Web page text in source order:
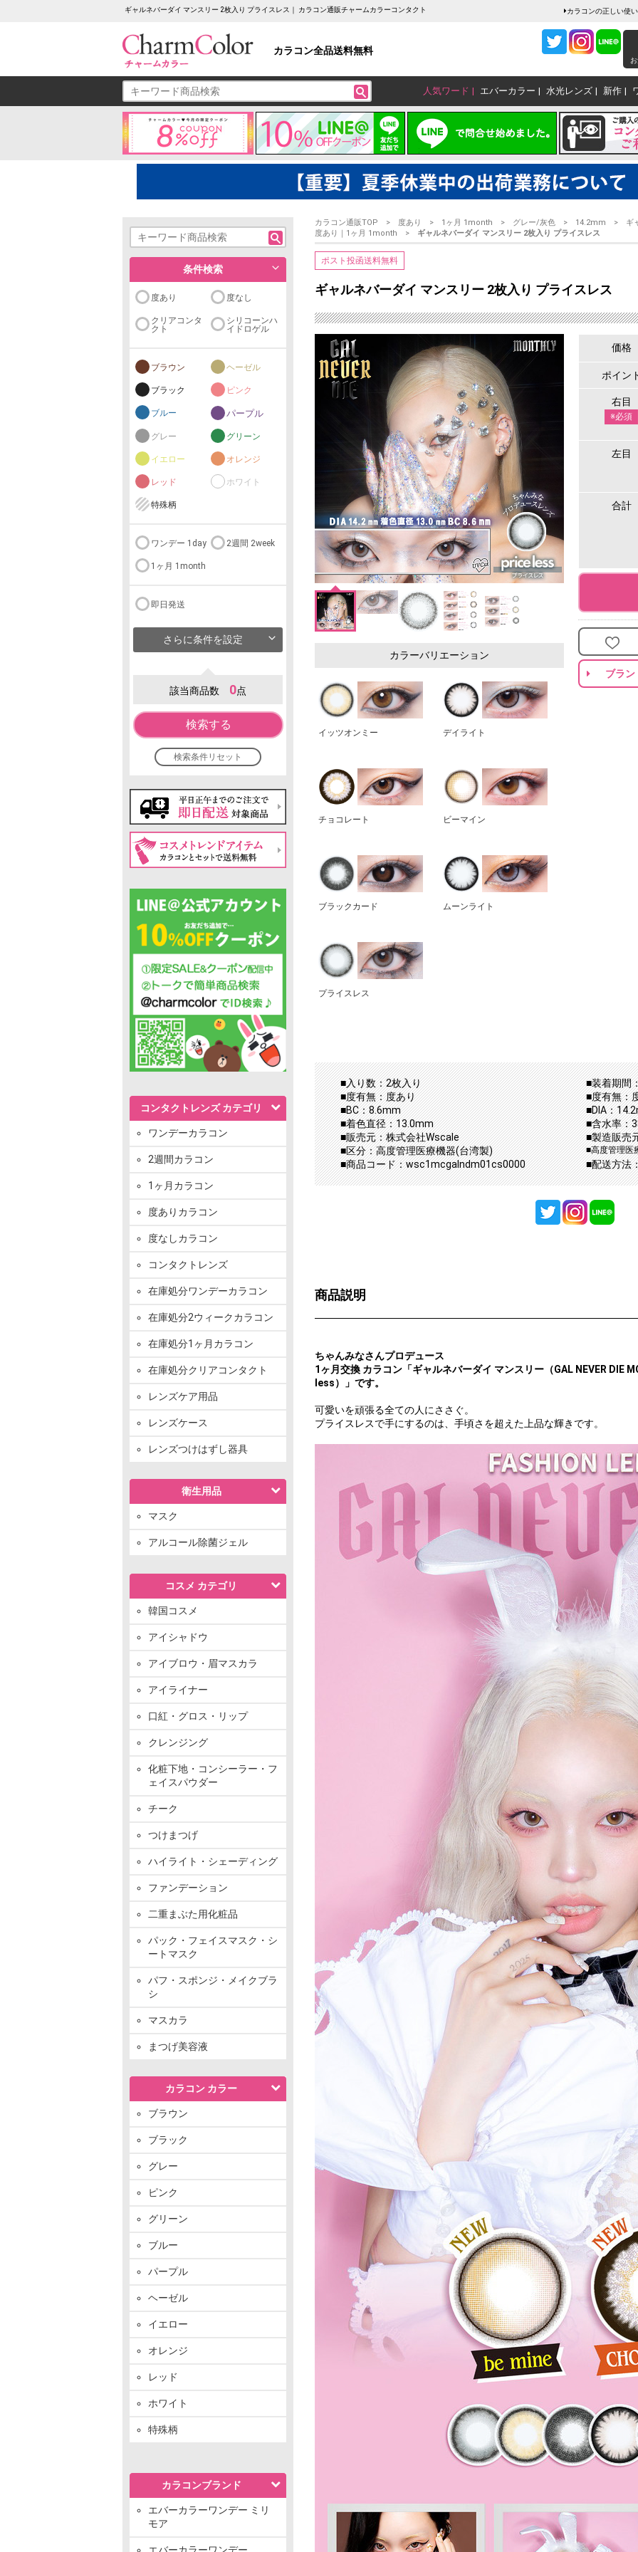
ギャルネバーダイ マンスリー 2枚入り プライスレス｜ カラコン通販チャームカラーコンタクト カラコンの正しい使
カラコン全品送料無料
人気ワード エバーカラー 水光レンズ 新作
条件検索
度あり 度なし
クリアコンタ
クト
シリコーンハ
イドロゲル
ブラウン ヘーゼル
ブラック ピンク
ブルー パープル
グレー グリーン
イエロー オレンジ
レッド ホワイト
特殊柄
ワンデー 1day 2週間 2week
1ヶ月 1month
即日発送
さらに条件を設定
該当商品数 0点
検索する
検索条件リセット
コンタクトレンズ カテゴリ
ワンデーカラコン
2週間カラコン
1ヶ月カラコン
度ありカラコン
度なしカラコン
コンタクトレンズ
在庫処分ワンデーカラコン
在庫処分2ウィークカラコン
在庫処分1ヶ月カラコン
在庫処分クリアコンタクト
レンズケア用品
レンズケース
レンズつけはずし器具
衛生用品
マスク
アルコール除菌ジェル
コスメ カテゴリ
韓国コスメ
アイシャドウ
アイブロウ・眉マスカラ
アイライナー
口紅・グロス・リップ
クレンジング
化粧下地・コンシーラー・フ
ェイスパウダー
チーク
つけまつげ
ハイライト・シェーディング
ファンデーション
二重まぶた用化粧品
パック・フェイスマスク・シ
ートマスク
パフ・スポンジ・メイクブラ
シ
マスカラ
まつげ美容液
カラコン カラー
ブラウン
ブラック
グレー
ピンク
グリーン
ブルー
パープル
ヘーゼル
イエロー
オレンジ
レッド
ホワイト
特殊柄
カラコンブランド
エバーカラーワンデー ミリ
モア
エバーカラーワンデー
カラコン通販TOP 度あり 1ヶ月 1month グレー/灰色 14.2mm
ギ
度あり｜1ヶ月 1month
ギャルネバーダイ マンスリー 2枚入り プライスレス
ポスト投函送料無料
ギャルネバーダイ マンスリー 2枚入り プライスレス
カラーバリエーション
イッツオンミー デイライト
チョコレート ビーマイン
ブラックカード ムーンライト
プライスレス
価格
ポイン
右目
※必須
左目
合計
ブラン
■入り数：2枚入り
■装着期間
■度有無：度あり
■度有無：
■BC：8.6mm
■DIA：
■着色直径：13.0mm
■含水率：
■販売元：株式会社Wscale
■製造販売
■区分：高度管理医療機器(台湾製)
■高度管理医
■商品コード：wsc1mcgalndm01cs0000 ■配送方法
商品説明
ちゃんみなさんプロデュース
1ヶ月交換 カラコン「ギャルネバーダイ マンスリー（GAL NEVER DIE
less）」です。
可愛いを頑張る全ての人にささぐ。
プライスレスで手にするのは、手頃さを超えた上品な輝きです。